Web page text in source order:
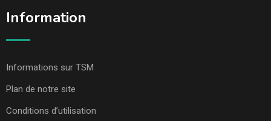
Information
Informations sur TSM
Plan de notre site
Conditions d’utilisation